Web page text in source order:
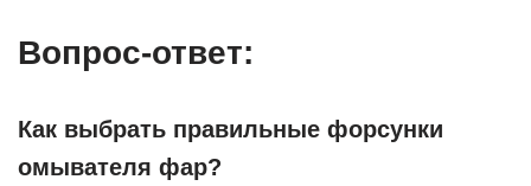
Вопрос-ответ:
Как выбрать правильные форсунки
омывателя фар?